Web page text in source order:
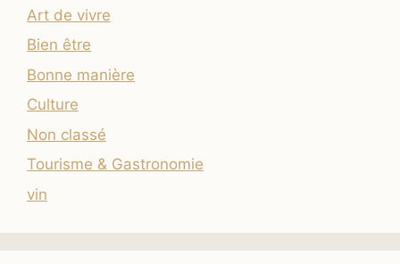
Art de vivre
Bien être
Bonne manière
Culture
Non classé
Tourisme & Gastronomie
vin